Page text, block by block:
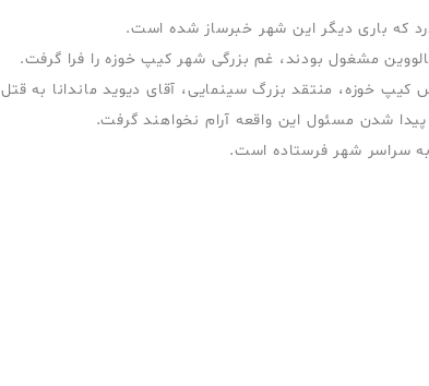
که باری دیگر این شهر خبرساز شده است.
مشغول بودند، غم بزرگی شهر کیپ خوزه را فرا گرفت.
خوزه، منتقد بزرگ سینمایی، آقای دیوید ماندانا به
پیدا شدن مسئول این واقعه آرام نخواهند گرفت.
سراسر شهر فرستاده است.